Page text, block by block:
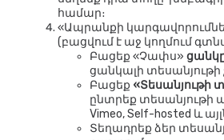
համար։
«Ապրանքի
(բացվում է աջ կողմում
Բացեք «Չափս»
ցանկալի տեսանյութի
Բացեք «Տեսանյութի
ընտրեք տեսանյութի
Vimeo, Self-hosted և
Տեղադրեք ձեր